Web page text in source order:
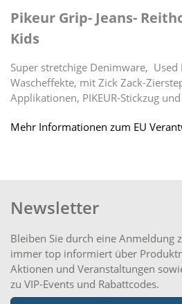
Pikeur Grip- Jeans-
Kids
Super stretchige Denimware, Used
Wascheffekte, mit Zick Zack-
Applikationen, PIKEUR-Stickzug
Mehr Informationen zum EU
Newsletter
Bleiben Sie durch eine Anmeldung
immer top informiert über
Aktionen und Veranstaltungen
zu VIP-Events und Rabattcodes.